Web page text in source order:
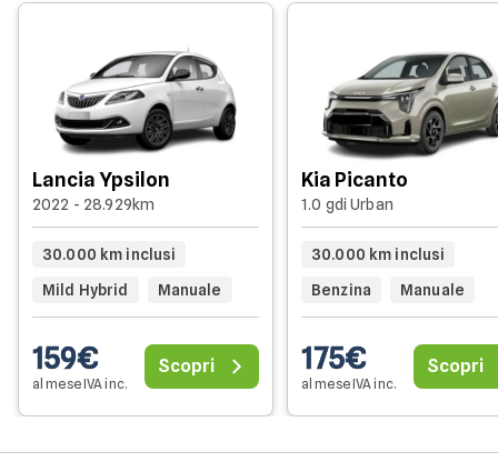
Lancia Ypsilon
2022 - 28.929km
30.000 km inclusi
Mild Hybrid
Manuale
159€
al mese IVA inc.
Scopri
Kia Picanto
1.0 gdi Urban
30.000 km inclusi
Benzina
Manuale
175€
al mese IVA inc.
Scopri